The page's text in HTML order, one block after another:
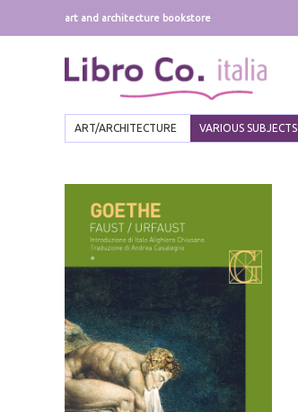
art and architecture bookstore
ART/ARCHITECTURE VARIOUS SUBJECTS